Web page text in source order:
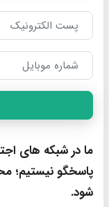
ما در شبکه های
پاسخگو نیستیم؛
شود.